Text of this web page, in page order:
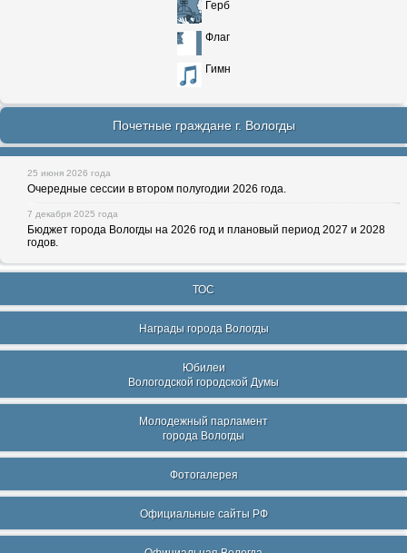
Герб
Флаг
Гимн
Почетные граждане г. Вологды
25 июня 2026 года
Очередные сессии в втором полугодии 2026 года.
7 декабря 2025 года
Бюджет города Вологды на 2026 год и плановый период 2027 и 2028
годов.
ТОС
Награды города Вологды
Юбилеи
Вологодской городской Думы
Молодежный парламент
города Вологды
Фотогалерея
Официальные сайты РФ